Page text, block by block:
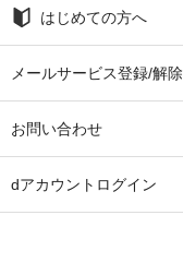
はじめての方へ
メールサービス登録/解除
お問い合わせ
dアカウントログイン